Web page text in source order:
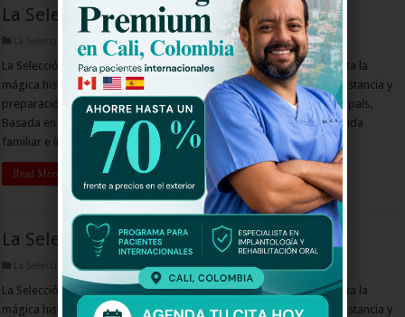
La Selección La Serie 2 Capitulo 16
La Selección La Serie 2 Capitulo
La Selección en su Segunda Temporada, La Historia Continúa, cuenta la
mágica historia de cinco humildes deportistas que gracias a su constancia y
preparación, lograron convertirse en los verdaderos héroes de un país.
Basada en hechos de la vida real, esta producción nos muestra la vida
familiar e íntima de …
Read More »
La Selección La Serie 2 Capitulo 15
La Selección La Serie 2 Capitulo
La Selección en su Segunda Temporada, La Historia Continúa, cuenta la
mágica historia de cinco humildes deportistas que gracias a su constancia y